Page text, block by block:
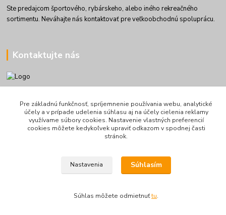
Ste predajcom športového, rybárskeho, alebo iného rekreačného
sortimentu. Neváhajte nás kontaktovať pre veľkoobchodnú spoluprácu.
Kontaktujte nás
9:00 - 17:00
info@kolibriboats.sk
© Všetky práva vyhradené prekolibriboats.sk|Obchodné podmienky
Pre základnú funkčnosť, spríjemnenie používania webu, analytické
účely a v prípade udelenia súhlasu aj na účely cielenia reklamy
využívame súbory cookies. Nastavenie vlastných preferencií
cookies môžete kedykoľvek upraviť odkazom v spodnej časti
stránok.
Nastavenia Súhlasím
Súhlas môžete odmietnuťtu.